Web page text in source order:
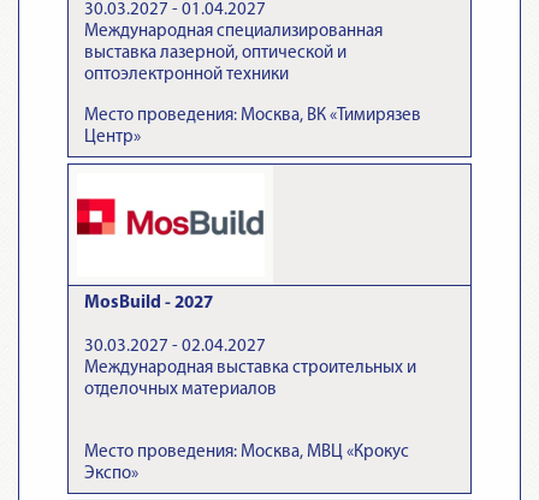
30.03.2027 - 01.04.2027
Международная специализированная
выставка лазерной, оптической и
оптоэлектронной техники
Место проведения: Москва, ВК «Тимирязев
Центр»
MosBuild - 2027
30.03.2027 - 02.04.2027
Международная выставка строительных и
отделочных материалов
Место проведения: Москва, МВЦ «Крокус
Экспо»